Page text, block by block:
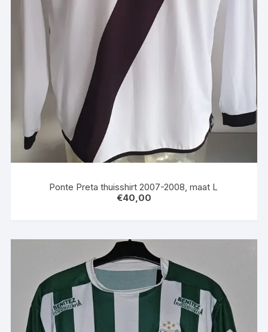
Ponte Preta thuisshirt 2007-2008, maat L
€40,00